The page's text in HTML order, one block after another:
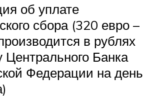
об уплате
сбора (320 евро –
в рублях
Центрального Банка
Федерации на день